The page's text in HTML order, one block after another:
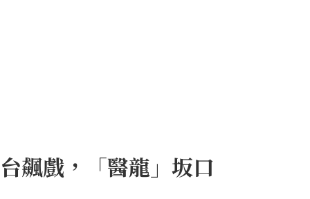
飆戲，「醫龍」坂口